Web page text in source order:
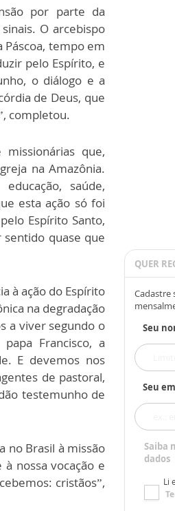
por parte da
O arcebispo
Páscoa, tempo em
pelo Espírito, e
o diálogo e a
de Deus, que
completou.
que,
na Amazônia.
saúde,
esta ação só foi
Espírito Santo,
quase que
à ação do Espírito
na degradação
a viver segundo o
Francisco, a
E devemos nos
de pastoral,
testemunho de
no Brasil à missão
nossa vocação e
cristãos”,
QUER
Cadastre
Seu
Seu
Saiba
dados
Li